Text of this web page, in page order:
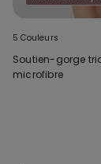
5 Couleurs
Soutien-gorge
microfibre